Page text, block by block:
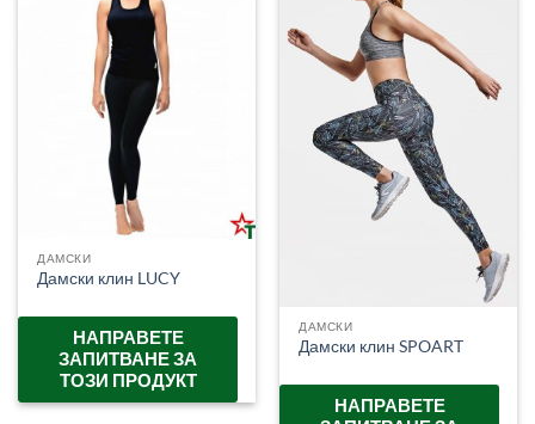
ДАМСКИ
Дамски клин LUCY
НАПРАВЕТЕ
ЗАПИТВАНЕ ЗА
ТОЗИ ПРОДУКТ
ДАМСКИ
Дамски клин SPOART
НАПРАВЕТЕ